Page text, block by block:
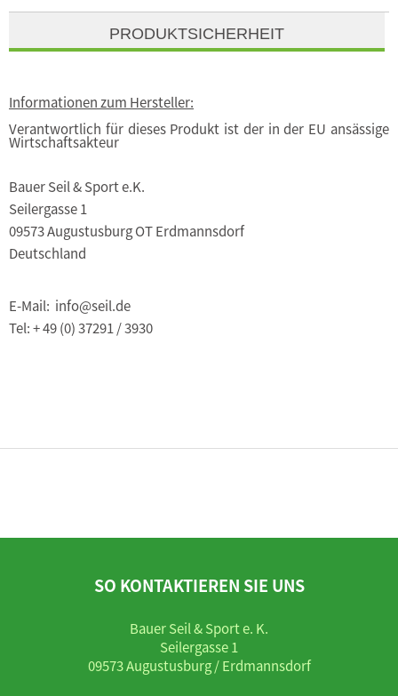
PRODUKTSICHERHEIT
Informationen zum Hersteller:
Verantwortlich für dieses Produkt ist der in der EU ansässige
Wirtschaftsakteur
Bauer Seil & Sport e.K.
Seilergasse 1
09573 Augustusburg OT Erdmannsdorf
Deutschland
E-Mail: info@seil.de
Tel: + 49 (0) 37291 / 3930
SO KONTAKTIEREN SIE UNS
Bauer Seil & Sport e. K.
Seilergasse 1
09573 Augustusburg / Erdmannsdorf